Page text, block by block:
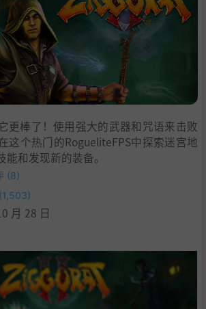
更棒了！使用强大的武器和咒语来击败
这个热门的RogueliteFPS中探索迷宫地
和发现新的装备。
(8)
月 28 日